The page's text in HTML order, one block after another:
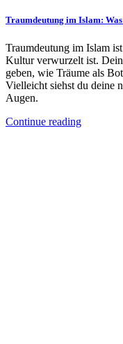
Traumdeutung im Islam:
Traumdeutung im Islam
Kultur verwurzelt ist.
geben, wie Träume als
Vielleicht siehst du deine
Augen.
Continue reading